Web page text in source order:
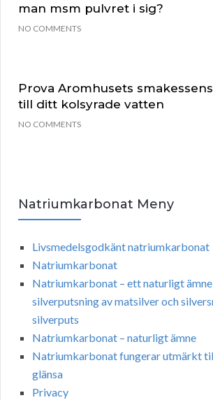
man msm pulvret i sig?
NO COMMENTS
Prova Aromhusets
till ditt kolsyrade vatten
NO COMMENTS
Natriumkarbonat Meny
Livsmedelsgodkänt natriumkarbonat
Natriumkarbonat
Natriumkarbonat – ett naturligt
silverputsning av matsilver och
silverputs
Natriumkarbonat – naturligt ämne
Natriumkarbonat fungerar utmärkt
glänsa
Privacy